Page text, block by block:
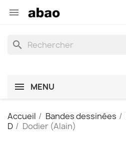

search
MENU
Accueil Bandes dessinées
D
Dodier (Alain)